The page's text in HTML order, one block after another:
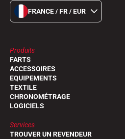
FRANCE / FR / EUR
Produits
FARTS
ACCESSOIRES
EQUIPEMENTS
TEXTILE
CHRONOMÉTRAGE
LOGICIELS
Services
TROUVER UN REVENDEUR